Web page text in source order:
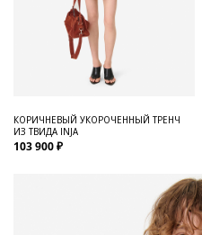
КОРИЧНЕВЫЙ УКОРОЧЕННЫЙ ТРЕНЧ
ИЗ ТВИДА INJA
103 900 ₽